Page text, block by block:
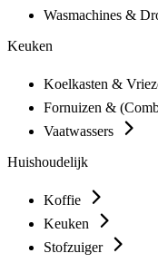
Wasmachines &
Keuken
Koelkasten &
Fornuizen &
Vaatwassers
Huishoudelijk
Koffie
Keuken
Stofzuiger